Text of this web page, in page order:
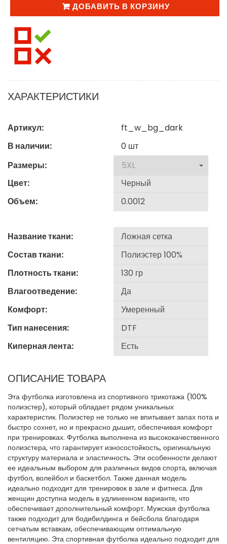
ДОБАВИТЬ В КОРЗИНУ
ХАРАКТЕРИСТИКИ
Артикул:
ft_w_bg_dark
В наличии:
0 шт
Размеры:
Цвет:
Объем:
Название ткани:
Состав ткани:
Плотность ткани:
Влагоотведение:
Комфорт:
Тип нанесения:
Киперная лента:
ОПИСАНИЕ ТОВАРА
Эта футболка изготовлена из спортивного трикотажа (100%
полиэстер), который обладает рядом уникальных
характеристик. Полиэстер не только не впитывает запах пота и
быстро сохнет, но и прекрасно дышит, обеспечивая комфорт
при тренировках. Футболка выполнена из высококачественного
полиэстера, что гарантирует износостойкость, оригинальную
структуру материала и эластичность. Эти особенности делают
ее идеальным выбором для различных видов спорта, включая
футбол, волейбол и баскетбол. Также данная модель
идеально подходит для тренировок в зале и фитнеса. Для
женщин доступна модель в удлиненном варианте, что
обеспечивает дополнительный комфорт. Мужская футболка
также подходит для бодибилдинга и бейсбола благодаря
сетчатым вставкам, обеспечивающим оптимальную
вентиляцию. Эта спортивная футболка идеально подходит для